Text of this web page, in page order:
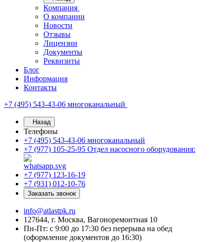
Компания
О компании
Новости
Отзывы
Лицензии
Документы
Реквизиты
Блог
Информация
Контакты
+7 (495) 543-43-06 многоканальный
Назад
Телефоны
+7 (495) 543-43-06 многоканальный
+7 (977) 105-25-95 Отдел насосного оборудования:
+7 (977) 123-16-19
+7 (931) 012-10-76
Заказать звонок
info@atlastpk.ru
127644, г. Москва, Вагоноремонтная 10
Пн-Пт: с 9:00 до 17:30 без перерыва на обед
(оформление документов до 16:30)